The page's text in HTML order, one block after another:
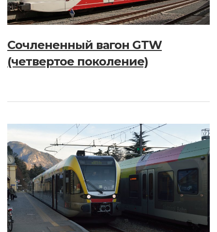
Сочлененный вагон GTW
(четвертое поколение)